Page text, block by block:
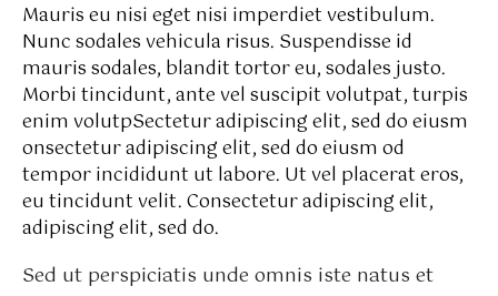
Mauris eu nisi eget nisi imperdiet vestibulum.
Nunc sodales vehicula risus. Suspendisse id
mauris sodales, blandit tortor eu, sodales justo.
Morbi tincidunt, ante vel suscipit volutpat, turpis
enim volutpSectetur adipiscing elit, sed do eiusm
onsectetur adipiscing elit, sed do eiusm od
tempor incididunt ut labore. Ut vel placerat eros,
eu tincidunt velit. Consectetur adipiscing elit,
adipiscing elit, sed do.
Sed ut perspiciatis unde omnis iste natus et